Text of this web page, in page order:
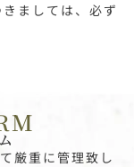
ましては、必ず
厳重に管理致し